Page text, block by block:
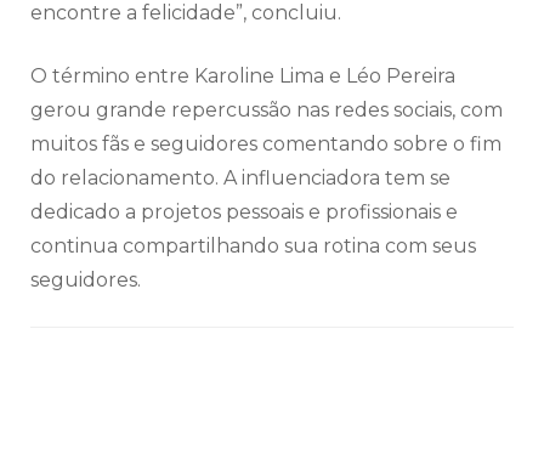
encontre a felicidade”, concluiu.
O término entre Karoline Lima e Léo Pereira
gerou grande repercussão nas redes sociais, com
muitos fãs e seguidores comentando sobre o fim
do relacionamento. A influenciadora tem se
dedicado a projetos pessoais e profissionais e
continua compartilhando sua rotina com seus
seguidores.